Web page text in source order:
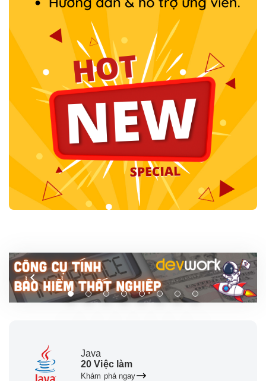
Java
20 Việc làm
Khám phá ngay